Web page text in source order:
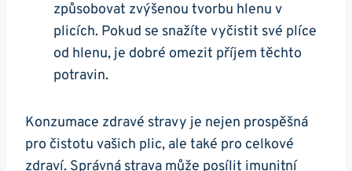
způsobovat⁣ zvýšenou tvorbu hlenu v
plicích. Pokud se snažíte vyčistit své plíce
od hlenu, je dobré omezit příjem těchto
‌potravin.
Konzumace zdravé stravy⁣ je nejen prospěšná
⁣pro čistotu vašich plic, ale také pro celkové⁤
zdraví.​ Správná strava může posílit imunitní